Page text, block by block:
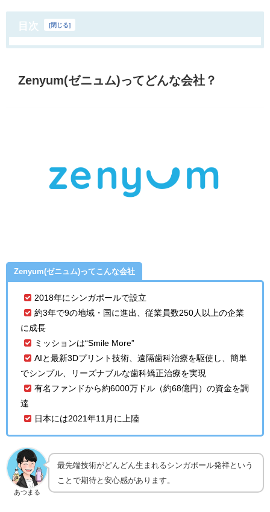
目次 [閉じる]
Zenyum(ゼニュム)ってどんな会社？
Zenyum(ゼニュム)ってこんな会社
2018年にシンガポールで設立
約3年で9の地域・国に進出、従業員数250人以上の企業
に成長
ミッションは“Smile More”
AIと最新3Dプリント技術、遠隔歯科治療を駆使し、簡単
でシンプル、リーズナブルな歯科矯正治療を実現
有名 ファンドから約6000万ドル（約68億円）の資金を調
達
日本には2021年11月に上陸
あつまる
最先端技術がどんどん生まれるシンガポール発祥という
ことで期待と安心感があります。